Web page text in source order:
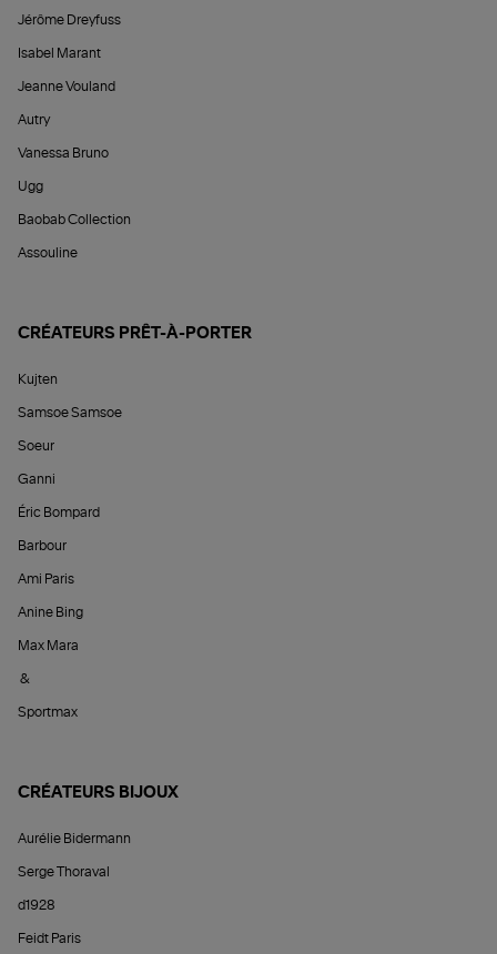
Jérôme Dreyfuss
Isabel Marant
Jeanne Vouland
Autry
Vanessa Bruno
Ugg
Baobab Collection
Assouline
CRÉATEURS PRÊT-À-PORTER
Kujten
Samsoe Samsoe
Soeur
Ganni
Éric Bompard
Barbour
Ami Paris
Anine Bing
Max Mara
&
Sportmax
CRÉATEURS BIJOUX
Aurélie Bidermann
Serge Thoraval
d1928
Feidt Paris